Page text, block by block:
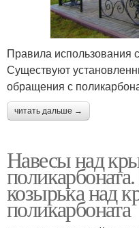
Правила использования
Существуют
обращения с
читать дальше →
Навесы над
козырька над
поликарбоната